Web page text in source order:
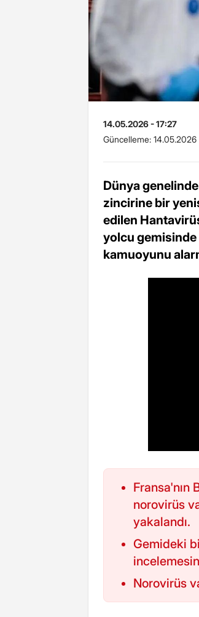
14.05.2026 - 17:27
Güncelleme:
Dünya
zincirine bir
edilen
yolcu gemisinde
kamuoyunu
Fransa'nın
norovirüs
yakalandı.
Gemideki
Norovirüs